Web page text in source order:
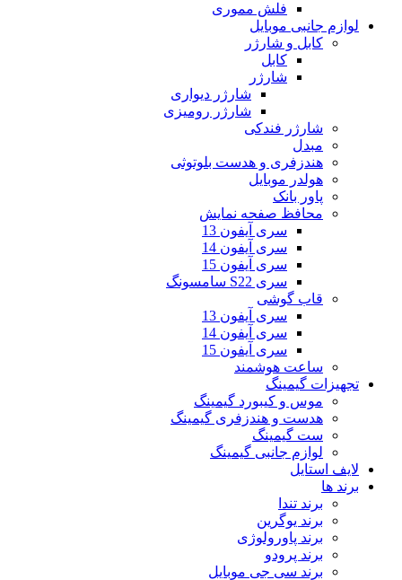
فلش مموری
لوازم جانبی موبایل
کابل و شارژر
کابل
شارژر
شارژر دیواری
شارژر رومیزی
شارژر فندکی
مبدل
هندزفری و هدست بلوتوثی
هولدر موبایل
پاور بانک
محافظ صفحه نمایش
سری آیفون 13
سری آیفون 14
سری آیفون 15
سری S22 سامسونگ
قاب گوشی
سری آیفون 13
سری آیفون 14
سری آیفون 15
ساعت هوشمند
تجهیزات گیمینگ
موس و کیبورد گیمینگ
هدست و هندزفری گیمینگ
ست گیمینگ
لوازم جانبی گیمینگ
لایف استایل
برند ها
برند تندا
برند یوگرین
برند پاورولوژی
برند پرودو
برند سی جی موبایل